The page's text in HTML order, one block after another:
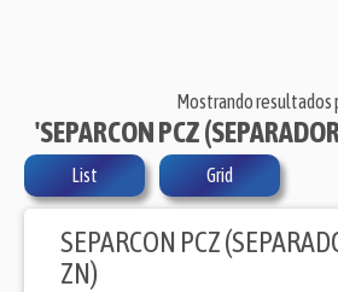
Mostrando resultados
'SEPARCON PCZ
List Grid
SEPARCON PCZ
ZN)